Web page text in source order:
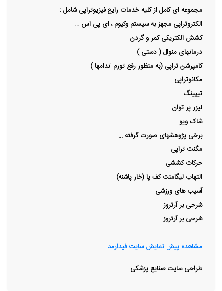
مجموعه ای کامل از کلیه خدمات رایج فیزیوتراپی شامل :
الکتروتراپی مجهز به سیستم وکیوم ، ای پی اس ...
کشش الکتریکی کمر و گردن
درمانهای منوال ( دستی )
کامپرشن تراپی (به منظور رفع تورم اندامها )
مکانوتراپی
تیپینگ
لیزر پر توان
شاک ویو
برخی پژوهشهای صورت گرفته ...
مگنت تراپی
حرکات کششی
التهاب لیگامنت کف پا (خار پاشنه)
آسیب های ورزشی
شرحی بر آرتروز
شرحی بر آرتروز
مشاهده پیش نمایش سایت فیدارمد
طراحی سایت صنایع پزشکی